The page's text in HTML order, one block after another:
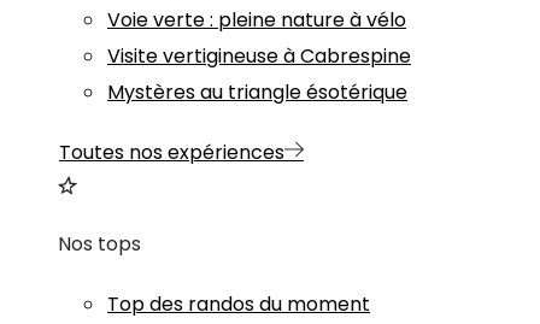
Voie verte : pleine nature à vélo
Visite vertigineuse à Cabrespine
Mystères au triangle ésotérique
Toutes nos expériences
Nos tops
Top des randos du moment